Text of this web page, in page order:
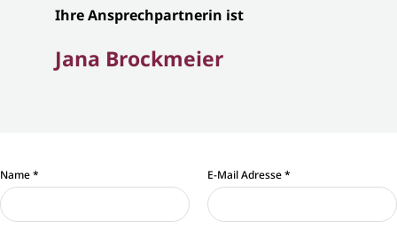
Ihre Ansprechpartnerin ist
Jana Brockmeier
Name* E-Mail Adresse*